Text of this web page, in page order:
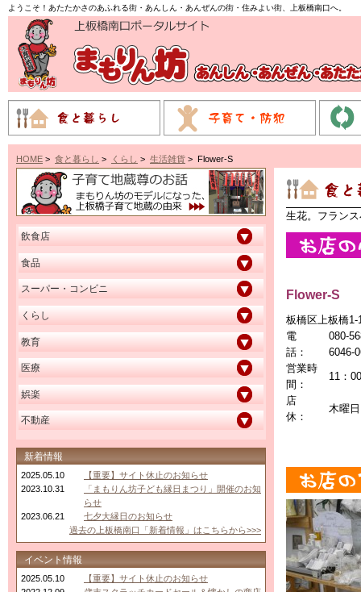
ようこそ！あたたかさのあふれる街・あんしん・あんぜんの街・住みよい街、上板橋南口へ。
HOME > 食と暮らし > くらし > 生活雑貨 > Flower-S
生花。フラン
Flower-S
板橋区上板橋1-
電
話：
080-
6046-
営業時
間：
11：
店
休：
木曜
飲食店
食品
スーパー・コンビニ
くらし
教育
医療
娯楽
不動産
新着情報
2025.05.10
【重要】サイト休止のお知らせ
2023.10.31
「まもりん坊子ども縁日まつり」開催のお知
らせ
2023.06.21
七夕大縁日のお知らせ
過去の上板橋南口「新着情報」はこちらから>>>
イベント情報
2025.05.10
【重要】サイト休止のお知らせ